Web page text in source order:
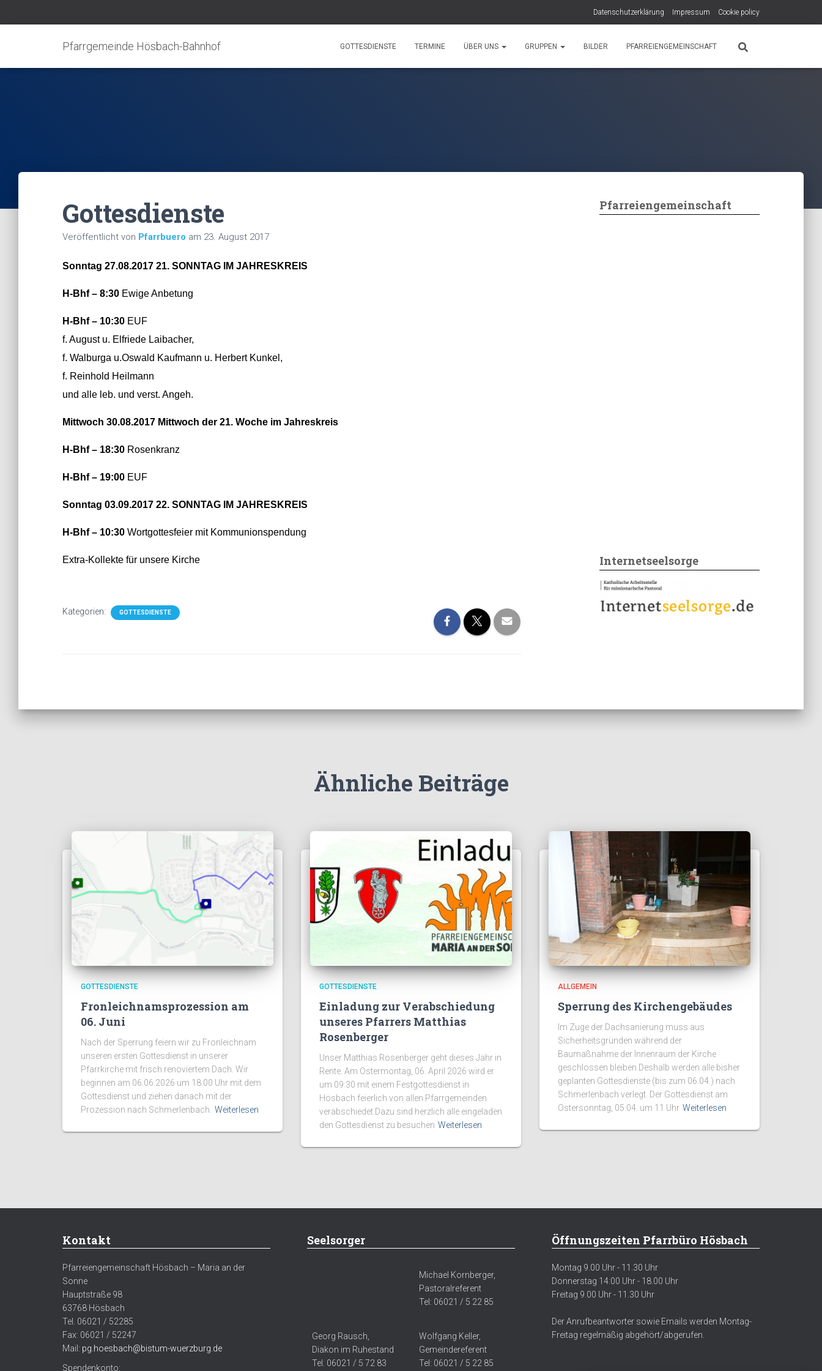
Datenschutzerklärung Impressum Cookie policy
Pfarrgemeinde Hösbach-Bahnhof GOTTESDIENSTE TERMINE ÜBER UNS GRUPPEN BILDER PFARREIENGEMEINSCHAFT
Gottesdienste
Veröffentlicht von Pfarrbuero am 23. August 2017
Sonntag 27.08.2017 21. SONNTAG IM JAHRESKREIS
H-Bhf – 8:30 Ewige Anbetung
H-Bhf – 10:30 EUF
f. August u. Elfriede Laibacher,
f. Walburga u.Oswald Kaufmann u. Herbert Kunkel,
f. Reinhold Heilmann
und alle leb. und verst. Angeh.
Mittwoch 30.08.2017 Mittwoch der 21. Woche im Jahreskreis
H-Bhf – 18:30 Rosenkranz
H-Bhf – 19:00 EUF
Sonntag 03.09.2017 22. SONNTAG IM JAHRESKREIS
H-Bhf – 10:30 Wortgottesfeier mit Kommunionspendung
Extra-Kollekte für unsere Kirche
Kategorien: GOTTESDIENSTE
Pfarreiengemeinschaft
Internetseelsorge
Ähnliche Beiträge
GOTTESDIENSTE
Fronleichnamsprozession am
06. Juni
Nach der Sperrung feiern wir zu Fronleichnam
unseren ersten Gottesdienst in unserer
Pfarrkirche mit frisch renoviertem Dach. Wir
beginnen am 06.06.2026 um 18:00 Uhr mit dem
Gottesdienst und ziehen danach mit der
Prozession nach Schmerlenbach. Weiterlesen
GOTTESDIENSTE
Einladung zur Verabschiedung
unseres Pfarrers Matthias
Rosenberger
Unser Matthias Rosenberger geht dieses Jahr in
Rente. Am Ostermontag, 06. April 2026 wird er
um 09:30 mit einem Festgottesdienst in
Hösbach feierlich von allen Pfarrgemeinden
verabschiedet.Dazu sind herzlich alle eingeladen
den Gottesdienst zu besuchen Weiterlesen
ALLGEMEIN
Sperrung des Kirchengebäudes
Im Zuge der Dachsanierung muss aus
Sicherheitsgründen während der
Baumaßnahme der Innenraum der Kirche
geschlossen bleiben.Deshalb werden alle bisher
geplanten Gottesdienste (bis zum 06.04.) nach
Schmerlenbach verlegt. Der Gottesdienst am
Ostersonntag, 05.04. um 11 Uhr Weiterlesen
Kontakt
Pfarreiengemeinschaft Hösbach – Maria an der
Sonne
Hauptstraße 98
63768 Hösbach
Tel. 06021 / 52285
Fax: 06021 / 52247
Mail: pg.hoesbach@bistum-wuerzburg.de
Spendenkonto:
Seelsorger
Michael Kornberger,
Pastoralreferent
Tel: 06021 / 5 22 85
Georg Rausch,
Diakon im Ruhestand
Tel: 06021 / 5 72 83
Wolfgang Keller,
Gemeindereferent
Tel: 06021 / 5 22 85
Öffnungszeiten Pfarrbüro Hösbach
Montag 9.00 Uhr - 11.30 Uhr
Donnerstag 14:00 Uhr - 18.00 Uhr
Freitag 9.00 Uhr - 11.30 Uhr
Der Anrufbeantworter sowie Emails werden Montag-
Freitag regelmäßig abgehört/abgerufen.